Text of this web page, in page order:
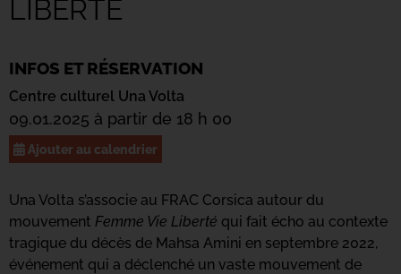
LIBERTÉ
INFOS ET RÉSERVATION
Centre culturel Una Volta
09.01.2025 à partir de 18 h 00
Ajouter au calendrier
Una Volta s’associe au FRAC Corsica autour du
mouvement Femme Vie Liberté qui fait écho au contexte
tragique du décès de Mahsa Amini en septembre 2022,
événement qui a déclenché un vaste mouvement de